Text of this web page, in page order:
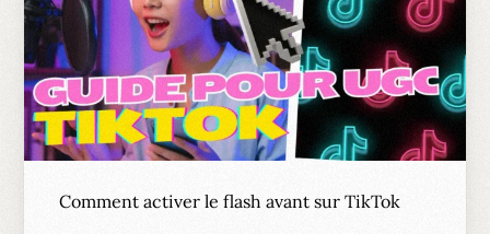
Comment activer le flash avant sur TikTok